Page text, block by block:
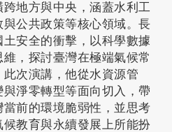
地方與中央，涵蓋水利工
公共政策等核心領域。長
安全的衝擊，以科學數據
，探討臺灣在極端氣候常
次演講，他從水資源管
淨零轉型等面向切入，帶
前的環境脆弱性，並思考
教育與永續發展上所能扮